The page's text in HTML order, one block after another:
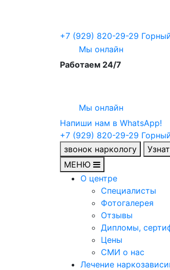
+7 (929) 820-29-29
Мы онлайн
Работаем 24/7
Мы онлайн
Напиши нам в WhatsApp!
+7 (929) 820-29-29
звонок наркологу
МЕНЮ
О центре
Специалисты
Фотогалерея
Отзывы
Дипломы,
Цены
СМИ о нас
Лечение